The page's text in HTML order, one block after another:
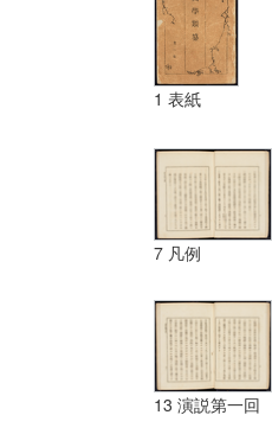
1 表紙
7 凡例
13 演説第一回